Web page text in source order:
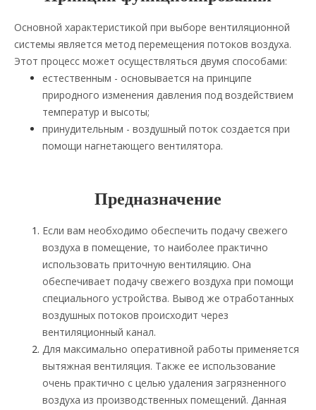
Основной характеристикой при выборе вентиляционной
системы является метод перемещения потоков воздуха.
Этот процесс может осуществляться двумя способами:
естественным - основывается на принципе
природного изменения давления под воздействием
температур и высоты;
принудительным - воздушный поток создается при
помощи нагнетающего вентилятора.
Предназначение
Если вам необходимо обеспечить подачу свежего
воздуха в помещение, то наиболее практично
использовать приточную вентиляцию. Она
обеспечивает подачу свежего воздуха при помощи
специального устройства. Вывод же отработанных
воздушных потоков происходит через
вентиляционный канал.
Для максимально оперативной работы применяется
вытяжная вентиляция. Также ее использование
очень практично с целью удаления загрязненного
воздуха из производственных помещений. Данная